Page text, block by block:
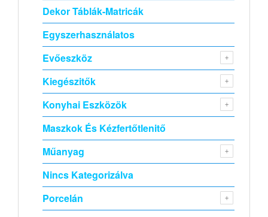
Dekor Táblák-Matricák
Egyszerhasználatos
Evőeszköz
Kiegészitők
Konyhai Eszközök
Maszkok És Kézfertőtlenitő
Műanyag
Nincs Kategorizálva
Porcelán